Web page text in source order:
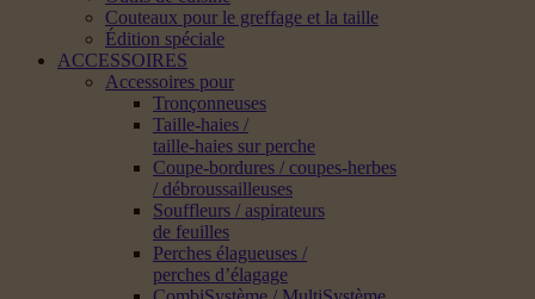
Couteaux pour le greffage et la taille
Édition spéciale
ACCESSOIRES
Accessoires pour
Tronçonneuses
Taille-haies /
taille-haies sur perche
Coupe-bordures / coupes-herbes
/ débroussailleuses
Souffleurs / aspirateurs
de feuilles
Perches élagueuses /
perches d’élagage